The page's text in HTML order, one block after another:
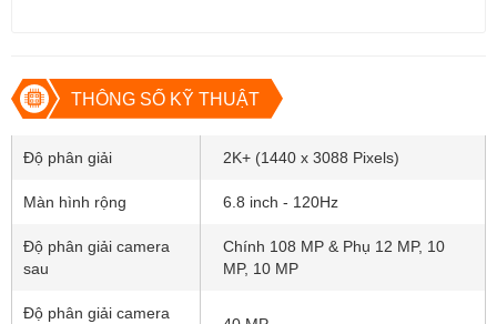
Thông số cấu hình của Samsung
Galaxy S22 Ultra
Thông số kỹ thuật Samsung
THÔNG SỐ KỸ THUẬT
Độ phân giải 2K+ (1440 x 3088 Pixels)
Màn hình rộng 6.8 inch - 120Hz
Độ phân giải camera
sau
Chính 108 MP & Phụ 12 MP, 10
MP, 10 MP
Độ phân giải camera